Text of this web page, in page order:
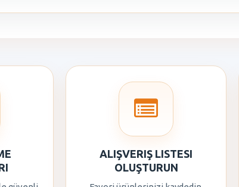
ALIŞVERIŞ LISTESI
OLUŞTURUN